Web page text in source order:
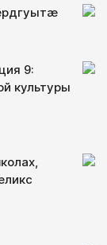
9:
культуры